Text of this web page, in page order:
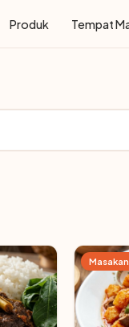
Produk Tempat